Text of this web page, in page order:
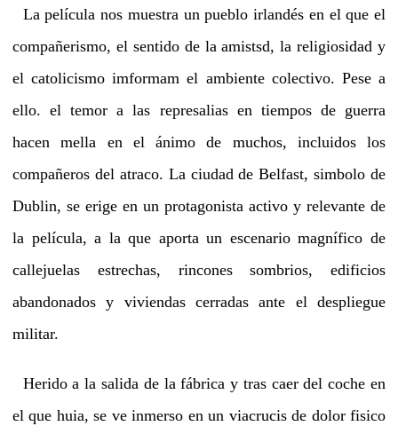
La película nos muestra un pueblo irlandés en el que el
compañerismo, el sentido de la amistsd, la religiosidad y
el catolicismo imformam el ambiente colectivo. Pese a
ello. el temor a las represalias en tiempos de guerra
hacen mella en el ánimo de muchos, incluidos los
compañeros del atraco. La ciudad de Belfast, simbolo de
Dublin, se erige en un protagonista activo y relevante de
la película, a la que aporta un escenario magnífico de
callejuelas estrechas, rincones sombrios, edificios
abandonados y viviendas cerradas ante el despliegue
militar.
Herido a la salida de la fábrica y tras caer del coche en
el que huia, se ve inmerso en un viacrucis de dolor fisico